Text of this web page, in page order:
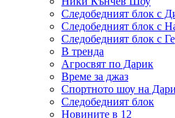
Следобедният блок с
Следобедният блок с
Следобедният блок с
В тренда
Агросвят по Дарик
Време за джаз
Спортното шоу на
Следобедният блок
Новините в 12